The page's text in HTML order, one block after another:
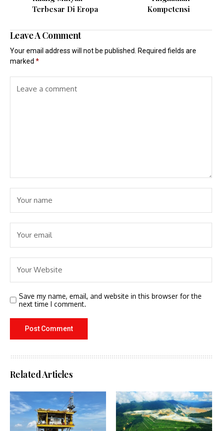
Terbesar Di Eropa
Kompetensi
Leave A Comment
Your email address will not be published. Required fields are
marked *
Save my name, email, and website in this browser for the
next time I comment.
Related Articles